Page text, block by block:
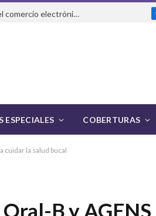
La IA que realiza compras: el nuevo desafío para el comercio electrónico y la logística
ESPECIALES COBERTURAS
cuidar la salud bucal
Oral-B y AGENS